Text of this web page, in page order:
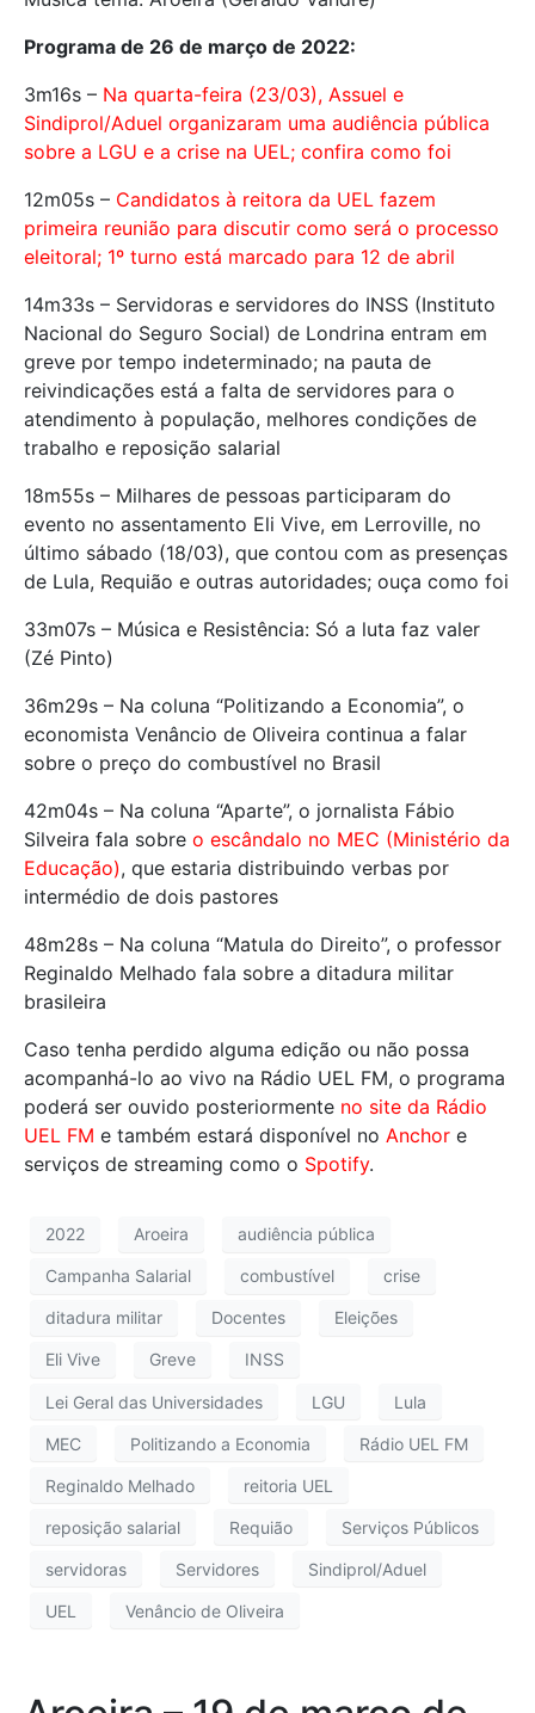
Programa de 26 de março de 2022:
3m16s – Na quarta-feira (23/03), Assuel e
Sindiprol/Aduel organizaram uma audiência pública
sobre a LGU e a crise na UEL; confira como foi
12m05s – Candidatos à reitora da UEL fazem
primeira reunião para discutir como será o processo
eleitoral; 1º turno está marcado para 12 de abril
14m33s – Servidoras e servidores do INSS (Instituto
Nacional do Seguro Social) de Londrina entram em
greve por tempo indeterminado; na pauta de
reivindicações está a falta de servidores para o
atendimento à população, melhores condições de
trabalho e reposição salarial
18m55s – Milhares de pessoas participaram do
evento no assentamento Eli Vive, em Lerroville, no
último sábado (18/03), que contou com as presenças
de Lula, Requião e outras autoridades; ouça como foi
33m07s – Música e Resistência: Só a luta faz valer
(Zé Pinto)
36m29s – Na coluna “Politizando a Economia”, o
economista Venâncio de Oliveira continua a falar
sobre o preço do combustível no Brasil
42m04s – Na coluna “Aparte”, o jornalista Fábio
Silveira fala sobre o escândalo no MEC (Ministério da
Educação), que estaria distribuindo verbas por
intermédio de dois pastores
48m28s – Na coluna “Matula do Direito”, o professor
Reginaldo Melhado fala sobre a ditadura militar
brasileira
Caso tenha perdido alguma edição ou não possa
acompanhá-lo ao vivo na Rádio UEL FM, o programa
poderá ser ouvido posteriormente no site da Rádio
UEL FM e também estará disponível no Anchor e
serviços de streaming como o Spotify.
2022 Aroeira audiência pública
Campanha Salarial combustível crise
ditadura militar Docentes Eleições
Eli Vive Greve INSS
Lei Geral das Universidades LGU Lula
MEC Politizando a Economia Rádio UEL FM
Reginaldo Melhado reitoria UEL
reposição salarial Requião Serviços Públicos
servidoras Servidores Sindiprol/Aduel
UEL Venâncio de Oliveira